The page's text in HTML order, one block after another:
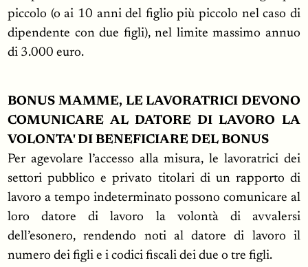
piccolo (o ai 10 anni del figlio più piccolo nel caso di
dipendente con due figli), nel limite massimo annuo
di 3.000 euro.
BONUS MAMME, LE LAVORATRICI DEVONO
COMUNICARE AL DATORE DI LAVORO LA
VOLONTA' DI BENEFICIARE DEL BONUS
Per agevolare l’accesso alla misura, le lavoratrici dei
settori pubblico e privato titolari di un rapporto di
lavoro a tempo indeterminato possono comunicare al
loro datore di lavoro la volontà di avvalersi
dell’esonero, rendendo noti al datore di lavoro il
numero dei figli e i codici fiscali dei due o tre figli.